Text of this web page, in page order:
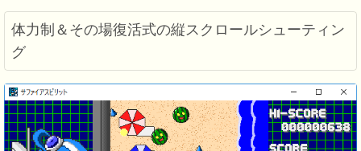
体力制＆その場復活式の縦スクロールシューティン
グ